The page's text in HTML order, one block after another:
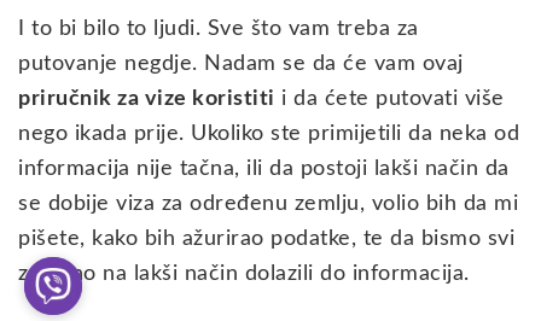
I to bi bilo to ljudi. Sve što vam treba za
putovanje negdje. Nadam se da će vam ovaj
priručnik za vize koristiti i da ćete putovati više
nego ikada prije. Ukoliko ste primijetili da neka od
informacija nije tačna, ili da postoji lakši način da
se dobije viza za određenu zemlju, volio bih da mi
pišete, kako bih ažurirao podatke, te da bismo svi
zajedno na lakši način dolazili do informacija.